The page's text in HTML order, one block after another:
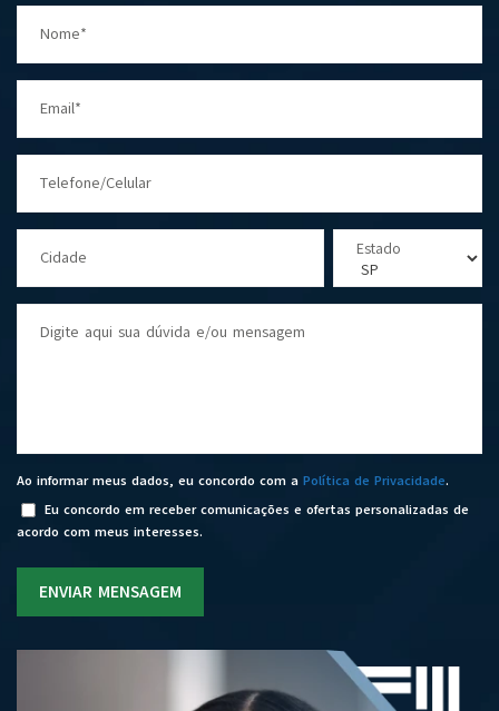
Nome*
Email*
Telefone/Celular
Cidade Estado
Digite aqui sua dúvida e/ou mensagem
Ao informar meus dados, eu concordo com a Política de Privacidade.
Eu concordo em receber comunicações e ofertas personalizadas de
acordo com meus interesses.
ENVIAR MENSAGEM